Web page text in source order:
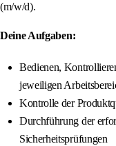
(m/w/d).
Deine Aufgaben:
Bedienen,
jeweiligen
Kontrolle der
Durchführung der
Sicherheitsprüfungen